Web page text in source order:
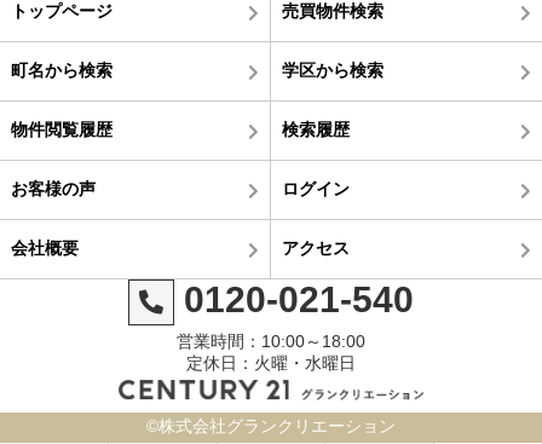
トップページ 売買物件検索
町名から検索 学区から検索
物件閲覧履歴 検索履歴
お客様の声 ログイン
会社概要 アクセス
0120-021-540
営業時間：10:00～18:00
定休日：火曜・水曜日
©株式会社グランクリエーション